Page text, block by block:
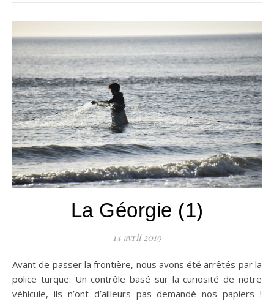
La Géorgie (1)
14 avril 2019
Avant de passer la frontière, nous avons été arrêtés par la
police turque. Un contrôle basé sur la curiosité de notre
véhicule, ils n’ont d’ailleurs pas demandé nos papiers !